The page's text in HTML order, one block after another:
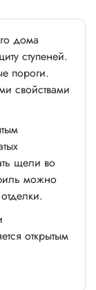
дома
ступеней.
пороги.
свойствами
щели во
можно
открытым